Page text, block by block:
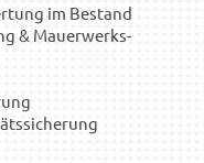
im Bestand
& Mauerwerks-